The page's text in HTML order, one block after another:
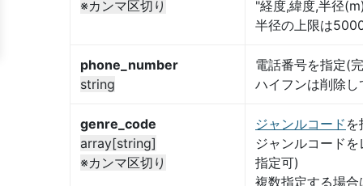
※カンマ区切り
"経度,緯度,半径
半径の上限は
phone_number
string
電話番号を指定(
ハイフンは削除
genre_code
array[string]
※カンマ区切り
ジャンルコード
ジャンルコード
指定可)
複数指定する場